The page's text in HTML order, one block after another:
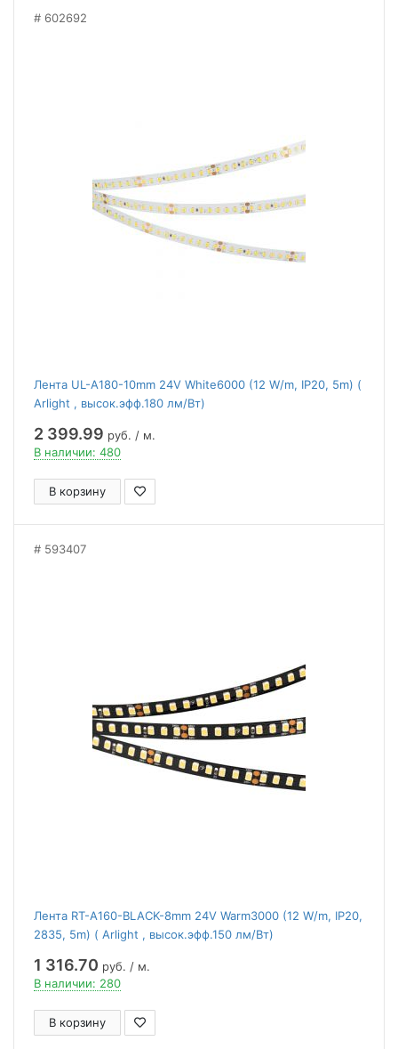
602692
Лента UL-A180-10mm 24V White6000 (12 W/m, IP20, 5m) (
Arlight , высок.эфф.180 лм/Вт)
2 399.99 руб. / м.
В наличии: 480
В корзину
593407
Лента RT-A160-BLACK-8mm 24V Warm3000 (12 W/m, IP20,
2835, 5m) ( Arlight , высок.эфф.150 лм/Вт)
1 316.70 руб. / м.
В наличии: 280
В корзину